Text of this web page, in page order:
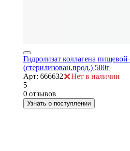
Гидролизат коллагена
(стерилизован.прод.) 500г
Арт: 666632
Нет в наличии
5
0 отзывов
Узнать о поступлении